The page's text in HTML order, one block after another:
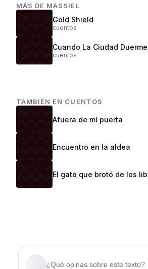
MÁS DE MASSIEL
Gold Shield
cuentos
Cuando La Ciudad Duerme
cuentos
TAMBIÉN EN CUENTOS
Afuera de mí puerta
Encuentro en la aldea
El gato que brotó de los
¿Qué opinas sobre este texto?